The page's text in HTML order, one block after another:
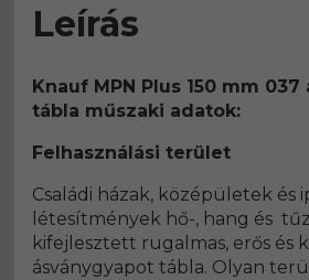
Leírás
Knauf MPN Plus 150 mm
tábla műszaki adatok:
Felhasználási terület
Családi házak, középületek és
létesítmények hő-, hang és
kifejlesztett rugalmas, erős és
ásványgyapot tábla. Olyan